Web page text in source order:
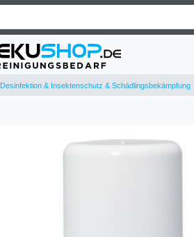
Desinfektion & Insektenschutz & Schädlingsbekämpfung